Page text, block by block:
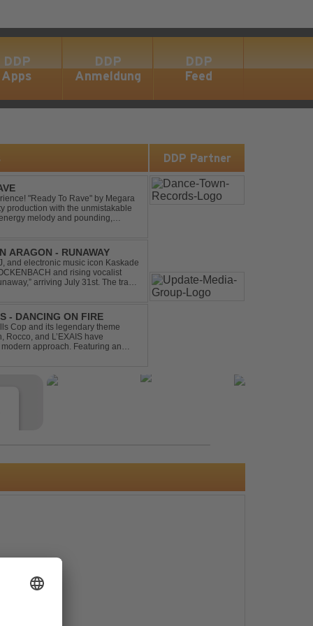
DDP
Apps
DDP
Anmeldung
DDP
Feed
"Ready To Rave" by Megara
production with the unmistakable
melody and pounding,
ARAGON - RUNAWAY
and electronic music icon Kaskade
and rising vocalist
arriving July 31st. The track
- DANCING ON FIRE
Cop and its legendary theme
Rocco, and L’EXAIS have
approach. Featuring an
DDP Partner